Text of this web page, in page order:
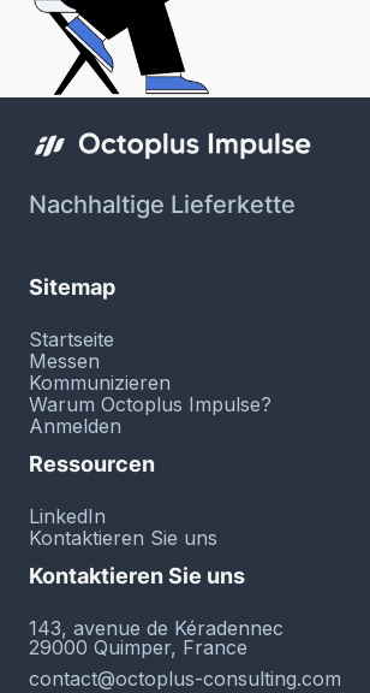
Nachhaltige Lieferkette
Sitemap
Startseite
Messen
Kommunizieren
Warum Octoplus Impulse?
Anmelden
Ressourcen
LinkedIn
Kontaktieren Sie uns
Kontaktieren Sie uns
143, avenue de Kéradennec
29000 Quimper, France
contact@octoplus-consulting.com